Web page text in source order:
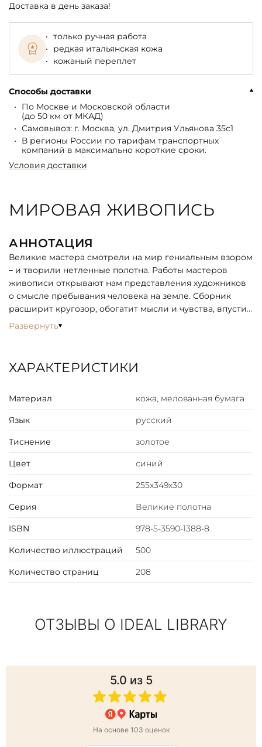
Доставка в день заказа!
только ручная работа
редкая итальянская кожа
кожаный переплет
Способы доставки
По Москве и Московской области
(до 50 км от МКАД)
Самовывоз: г. Москва, ул. Дмитрия Ульянова 35с1
В регионы России по тарифам транспортных
компаний в максимально короткие сроки.
Условия доставки
МИРОВАЯ ЖИВОПИСЬ
АННОТАЦИЯ
Великие мастера смотрели на мир гениальным взором
– и творили нетленные полотна. Работы мастеров
живописи открывают нам представления художников
о смысле пребывания человека на земле. Сборник
расширит кругозор, обогатит мысли и чувства, впустив
в них невероятное разнообразие красок и смысловую
картинам мастеров живописи многих стран.
Переплет ручной работы. Натуральная переплетная
шелковое. Обрез торшонированный золотой фольгой.
Украшение переплета: тиснение полиграфической
Развернуть
ХАРАКТЕРИСТИКИ
Материал кожа, мелованная бумага
Язык русский
Тиснение золотое
Цвет синий
Формат 255х349х30
Серия Великие полотна
ISBN 978-5-3590-1388-8
Количество иллюстраций 500
Количество страниц 208
ОТЗЫВЫ О IDEAL LIBRARY
5.0 из 5
На основе 103 оценок